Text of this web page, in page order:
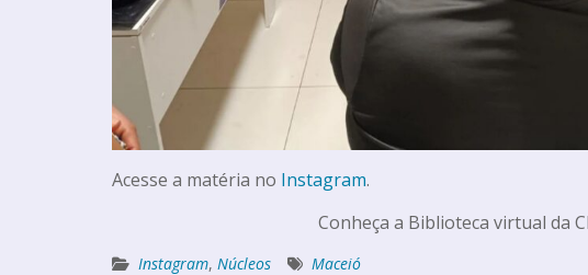
Acesse a matéria no Instagram.
Conheça a Biblioteca virtual da
Instagram, Núcleos Maceió